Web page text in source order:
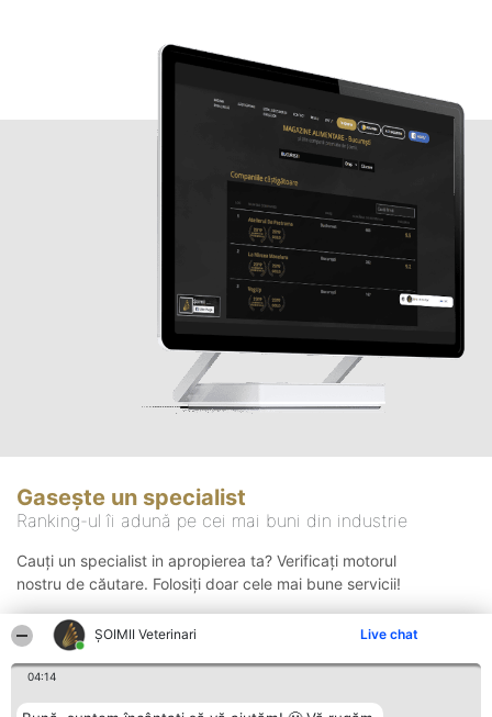
ȘOIMII Veterinari Live chat
04:14
Gasește un specialist
Ranking-ul îi adună pe cei mai buni din industrie
Cauți un specialist in apropierea ta? Verificați motorul
nostru de căutare. Folosiți doar cele mai bune servicii!